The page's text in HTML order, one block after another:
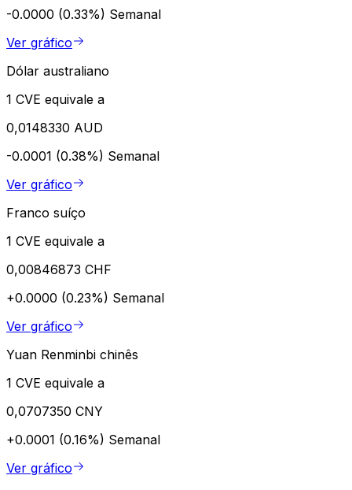
-0.0000 (0.33%) Semanal
Ver gráfico
Dólar australiano
1 CVE equivale a
0,0148330 AUD
-0.0001 (0.38%) Semanal
Ver gráfico
Franco suíço
1 CVE equivale a
0,00846873 CHF
+0.0000 (0.23%) Semanal
Ver gráfico
Yuan Renminbi chinês
1 CVE equivale a
0,0707350 CNY
+0.0001 (0.16%) Semanal
Ver gráfico